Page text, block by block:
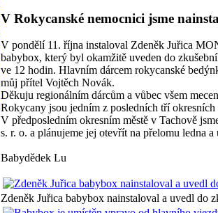
V Rokycanské nemocnici jsme
V pondělí 11. října instaloval Zdeněk Juřica
babybox, který byl okamžitě uveden do
ve 12 hodin. Hlavním dárcem rokycanské
můj přítel Vojtěch Novák.
Děkuju regionálním dárcům a vůbec všem
Rokycany jsou jedním z posledních tří okresních
V předposledním okresním městě v Tachově
s. r. o. a plánujeme jej otevřít na přelomu ledna a
Babydědek Lu
Zdeněk Juřica babybox nainstaloval a uvedl do